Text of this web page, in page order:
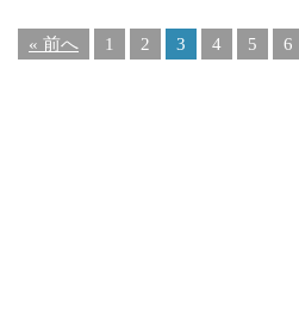
« 前へ 1 2 3 4 5 6